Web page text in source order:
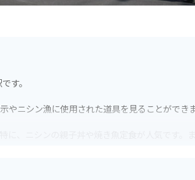
す。
ニシン漁に使用された道具を見ることができま
、ニシンの親子丼や焼き魚定食が人気です。ま
でおすすめです。駐車場も広々としているので